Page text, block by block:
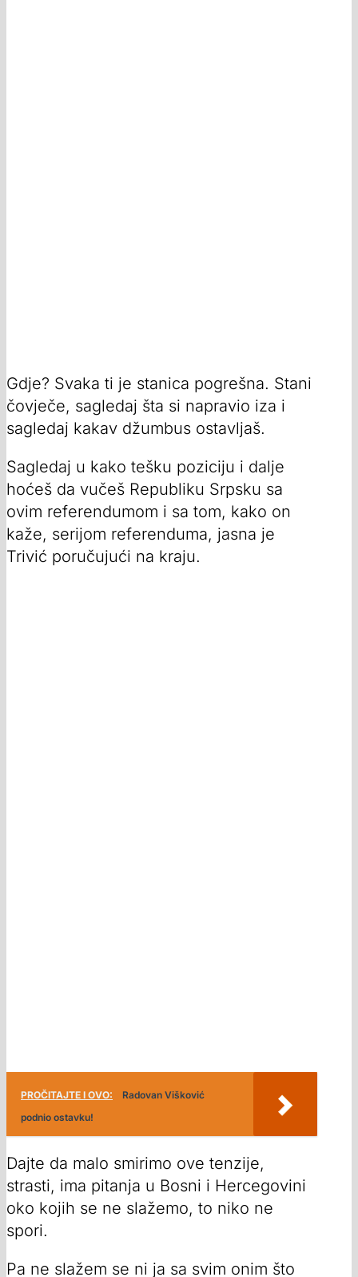
Gdje? Svaka ti je stanica pogrešna. Stani
čovječe, sagledaj šta si napravio iza i
sagledaj kakav džumbus ostavljaš.
Sagledaj u kako tešku poziciju i dalje
hoćeš da vučeš Republiku Srpsku sa
ovim referendumom i sa tom, kako on
kaže, serijom referenduma, jasna je
Trivić poručujući na kraju.
PROČITAJTE I OVO:
Radovan Višković
podnio ostavku!
Dajte da malo smirimo ove tenzije,
strasti, ima pitanja u Bosni i Hercegovini
oko kojih se ne slažemo, to niko ne
spori.
Pa ne slažem se ni ja sa svim onim što